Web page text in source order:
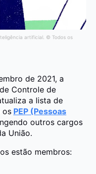
artificial. © Todos os
de 2021, a
Controle de
a lista de
os PEP (Pessoas
outros cargos
União.
estão membros: